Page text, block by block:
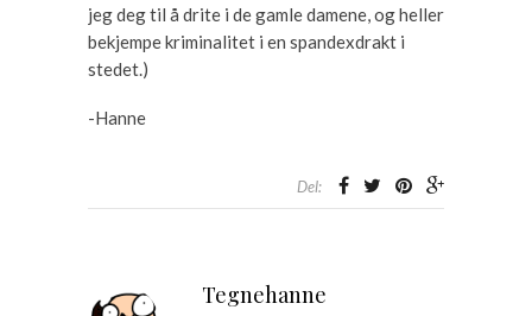
jeg deg til å drite i de gamle damene, og heller
bekjempe kriminalitet i en spandexdrakt i
stedet.)
-Hanne­
Del:
Tegnehanne